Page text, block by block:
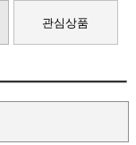
관심상품